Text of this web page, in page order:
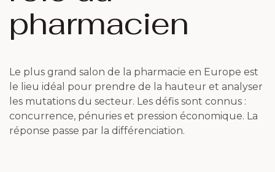
pharmacien
Le plus grand salon de la pharmacie en Europe est
le lieu idéal pour prendre de la hauteur et analyser
les mutations du secteur. Les défis sont connus :
concurrence, pénuries et pression économique. La
réponse passe par la différenciation.